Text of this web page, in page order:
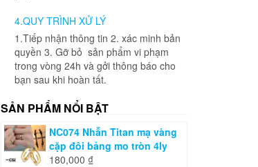
4.QUY TRÌNH XỬ LÝ
1.Tiếp nhận thông tin 2. xác minh bản
quyền 3. Gỡ bỏ sản phẩm vi phạm
trong vòng 24h và gởi thông báo cho
bạn sau khi hoàn tất.
SẢN PHẨM NỔI BẬT
NC074 Nhẫn Titan mạ vàng
cặp đôi bảng mo tròn 4ly
180,000 ₫